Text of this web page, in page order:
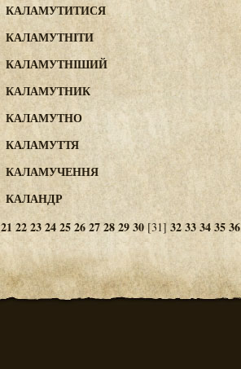
КАЛАМУТИТИСЯ
КАЛАМУТНІТИ
КАЛАМУТНІШИЙ
КАЛАМУТНИК
КАЛАМУТНО
КАЛАМУТТЯ
КАЛАМУЧЕННЯ
КАЛАНДР
21 222324252627282930 [31] 3233343536